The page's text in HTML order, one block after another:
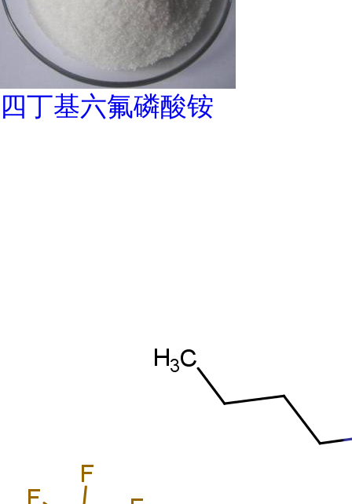
四丁基六氟磷酸铵